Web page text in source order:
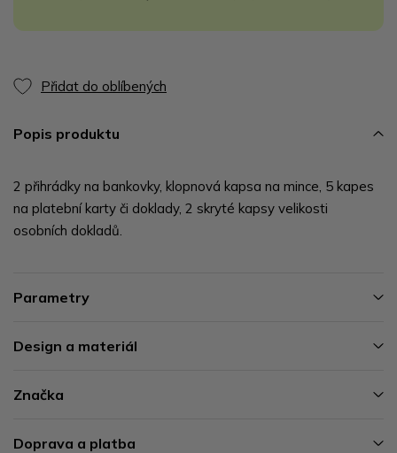
Přidat do oblíbených
Popis produktu
2 přihrádky na bankovky, klopnová kapsa na mince, 5 kapes
na platební karty či doklady, 2 skryté kapsy velikosti
osobních dokladů.
Parametry
Design a materiál
Značka
Doprava a platba